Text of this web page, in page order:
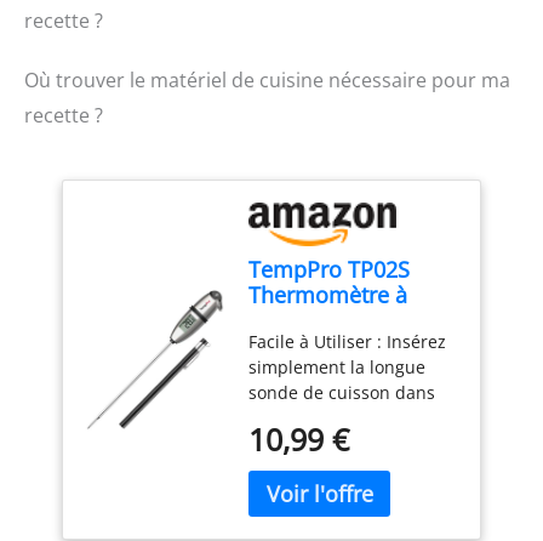
recette ?
Où trouver le matériel de cuisine nécessaire pour ma
recette ?
TempPro TP02S
Thermomètre à
thermomètre à
lecture instantanée
3s
Facile à Utiliser : Insérez
simplement la longue
sonde de cuisson dans
et obtenez une lecture
précise de la
température à chaque
fois ; le thermometre
10,99 €